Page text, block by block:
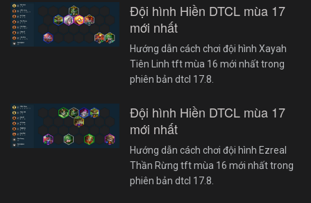
Đội hình Hiền DTCL mùa 17
mới nhất
Hướng dẫn cách chơi đội hình Xayah
Tiên Linh tft mùa 16 mới nhất trong
phiên bản dtcl 17.8.
Đội hình Hiền DTCL mùa 17
mới nhất
Hướng dẫn cách chơi đội hình Ezreal
Thần Rừng tft mùa 16 mới nhất trong
phiên bản dtcl 17.8.